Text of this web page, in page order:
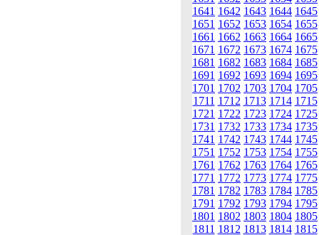
1641 1642 1643 1644 1645
1651 1652 1653 1654 1655
1661 1662 1663 1664 1665
1671 1672 1673 1674 1675
1681 1682 1683 1684 1685
1691 1692 1693 1694 1695
1701 1702 1703 1704 1705
1711 1712 1713 1714 1715
1721 1722 1723 1724 1725
1731 1732 1733 1734 1735
1741 1742 1743 1744 1745
1751 1752 1753 1754 1755
1761 1762 1763 1764 1765
1771 1772 1773 1774 1775
1781 1782 1783 1784 1785
1791 1792 1793 1794 1795
1801 1802 1803 1804 1805
1811 1812 1813 1814 1815